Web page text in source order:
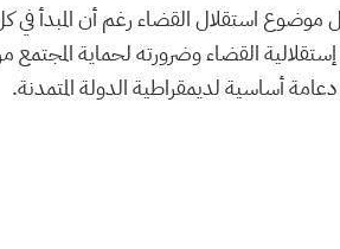
استقلال القضاء رغم أن المبدأ في كل
القضاء وضرورته لحماية المجتمع
أساسية لديمقراطية الدولة المتمدنة.